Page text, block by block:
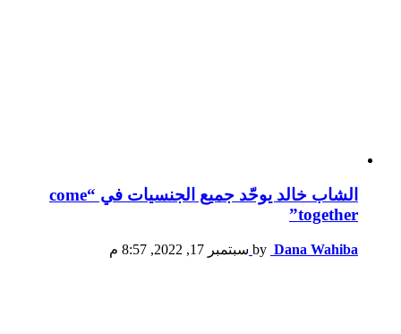
الشاب خالد يوحّد جميع الجنسيات في “come
together”
by Dana Wahiba سبتمبر 17, 2022, 8:57 م